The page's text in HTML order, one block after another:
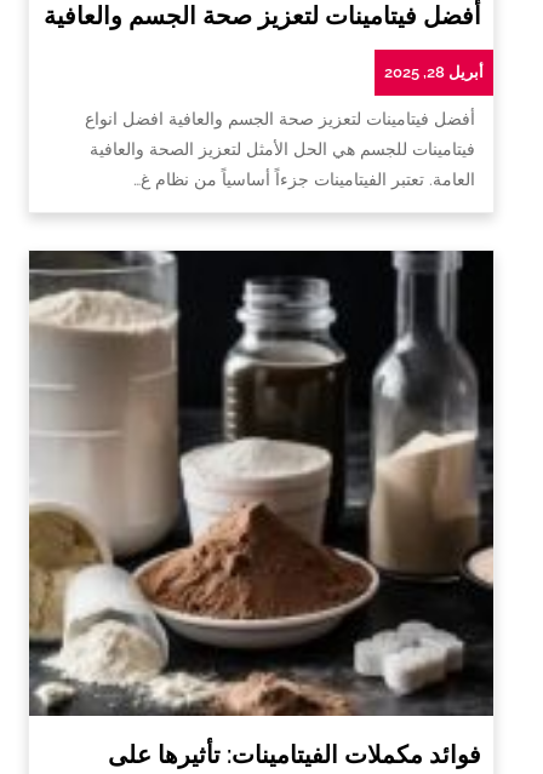
أفضل فيتامينات لتعزيز صحة الجسم والعافية
أبريل 28, 2025
أفضل فيتامينات لتعزيز صحة الجسم والعافية افضل انواع
فيتامينات للجسم هي الحل الأمثل لتعزيز الصحة والعافية
العامة. تعتبر الفيتامينات جزءاً أساسياً من نظام غ…
فوائد مكملات الفيتامينات: تأثيرها على